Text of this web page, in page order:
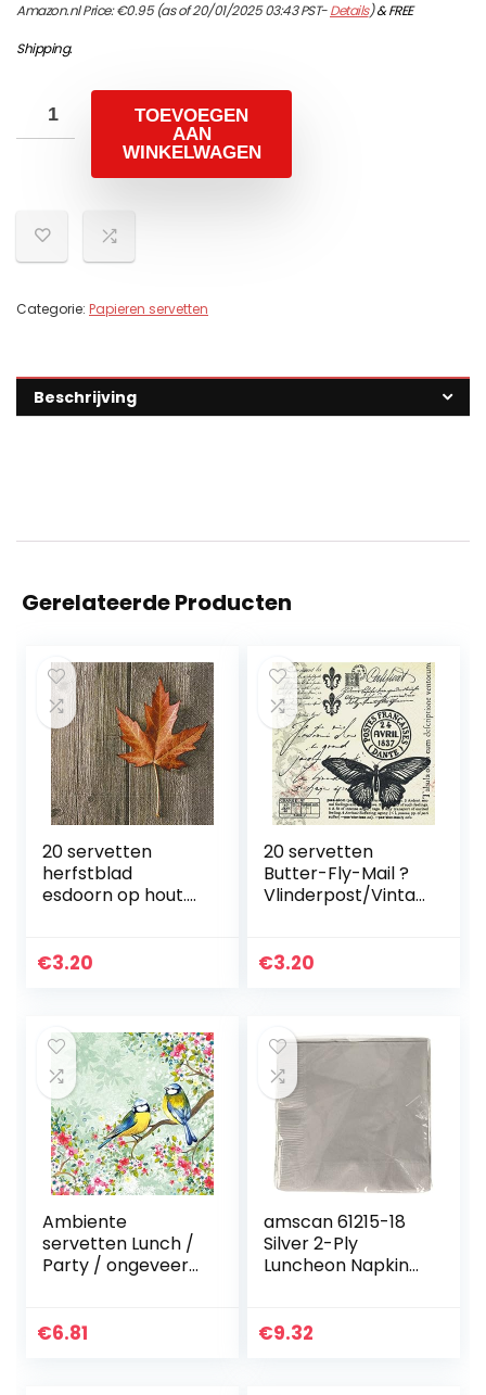
Amazon.nl Price:€0.95(as of 20/01/2025 03:43 PST-Details)&FREE
Shipping.
TOEVOEGEN
AAN
WINKELWAGEN
Categorie: Papieren servetten
Beschrijving
Gerelateerde Producten
20 servetten
herfstblad
esdoorn op hout.
esdoornblad.
33 x 33 cm
€3.20
20 servetten
Butter-Fly-Mail ?
Vlinderpost/Vintag
€3.20
Ambiente
servetten Lunch /
Party / ongeveer
€6.81
amscan 61215-18
Silver 2-Ply
Luncheon Napkins
2-laags, 33 cm,
€9.32